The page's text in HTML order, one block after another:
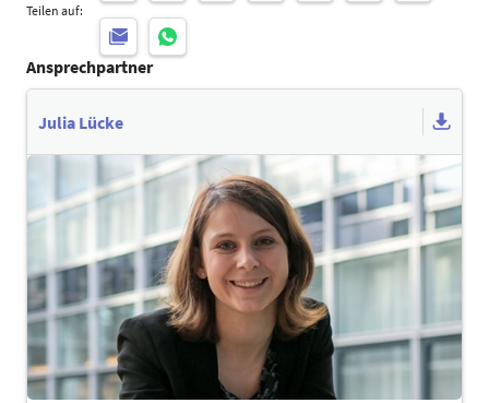
Teilen auf:
Ansprechpartner
Julia Lücke